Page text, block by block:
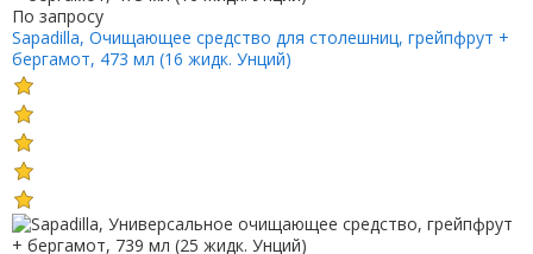
По запросу
Sapadilla, Очищающее средство для столешниц, грейпфрут +
бергамот, 473 мл (16 жидк. Унций)